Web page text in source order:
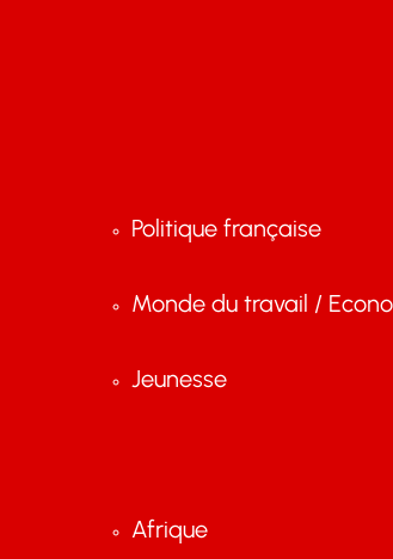
Politique française
Monde du travail /
Jeunesse
Afrique